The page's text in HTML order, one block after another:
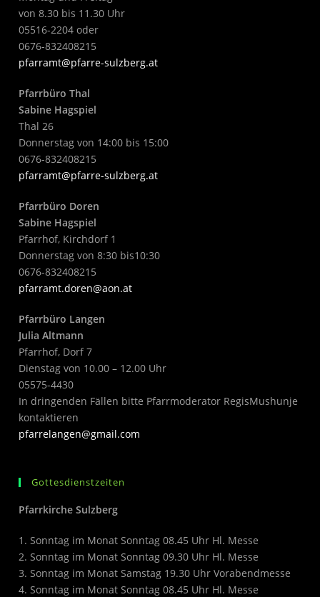
von 8.30 bis 11.30 Uhr
05516-2204 oder
0676-832408215
pfarramt@pfarre-sulzberg.at
Pfarrbüro Thal
Sabine Hagspiel
Thal 26
Donnerstag von 14:00 bis 15:00
0676-832408215
pfarramt@pfarre-sulzberg.at
Pfarrbüro Doren
Sabine Hagspiel
Pfarrhof, Kirchdorf 1
Donnerstag von 8:30 bis10:30
0676-832408215
pfarramt.doren@aon.at
Pfarrbüro Langen
Julia Altmann
Pfarrhof, Dorf 7
Dienstag von 10.00 – 12.00 Uhr
05575-4430
In dringenden Fällen bitte Pfarrmoderator RegisMushunje
kontaktieren
pfarrelangen@gmail.com
Gottesdienstzeiten
Pfarrkirche Sulzberg
1. Sonntag im Monat Sonntag 08.45 Uhr Hl. Messe
2. Sonntag im Monat Sonntag 09.30 Uhr Hl. Messe
3. Sonntag im Monat Samstag 19.30 Uhr Vorabendmesse
4. Sonntag im Monat Sonntag 08.45 Uhr Hl. Messe